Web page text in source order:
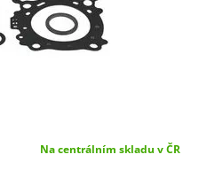
Na centrálním skladu v ČR